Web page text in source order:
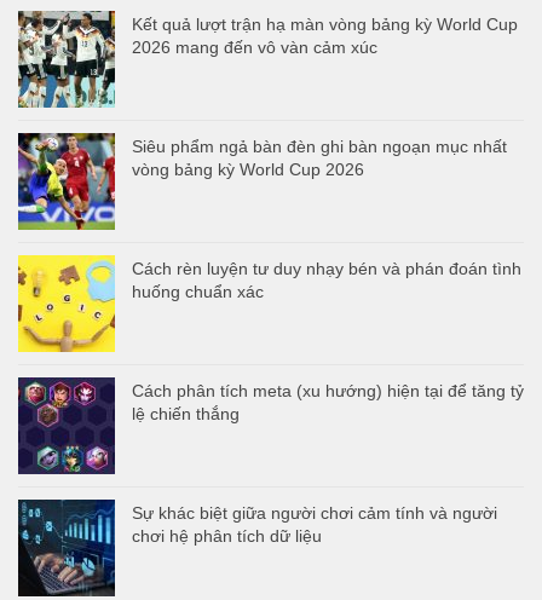
Kết quả lượt trận hạ màn vòng bảng kỳ World Cup
2026 mang đến vô vàn cảm xúc
Siêu phẩm ngả bàn đèn ghi bàn ngoạn mục nhất
vòng bảng kỳ World Cup 2026
Cách rèn luyện tư duy nhạy bén và phán đoán tình
huống chuẩn xác
Cách phân tích meta (xu hướng) hiện tại để tăng tỷ
lệ chiến thắng
Sự khác biệt giữa người chơi cảm tính và người
chơi hệ phân tích dữ liệu